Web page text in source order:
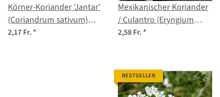
Körner-Koriander 'Jantar'
(Coriandrum sativum)
Samen
2,17 Fr.*
Mexikanischer Koriander
/ Culantro (Eryngium
foetidum) Samen
2,58 Fr.*
BESTSELLER